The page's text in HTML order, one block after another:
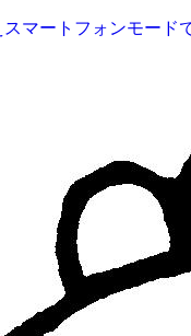
スマートフォンモード